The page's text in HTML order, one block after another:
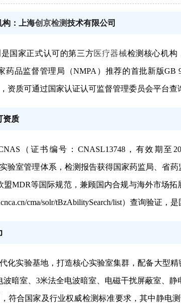
并列标准：···
构：上海创京检测技术有限公司
是国家正式认可的第三方医疗器械检测核心机构
药品监督管理局（NMPA）推荐的首批新版GB
资质可通过国家认证认可监督管理委员会平台查
资质
（证书编号：CNASL13748，有效期至
验室管理体系，检测报告获得国家药监局、省
盟MDR等国际规范，兼顾国内合规与海外市场
cma/solr/tBzAbilitySearch/list）查询验证，
化实验基地，打造核心实验室集群，配备大型
波暗室、3米法全电波暗室、电磁干扰屏蔽室、
符合国家及行业权威检测标准要求，其中静电